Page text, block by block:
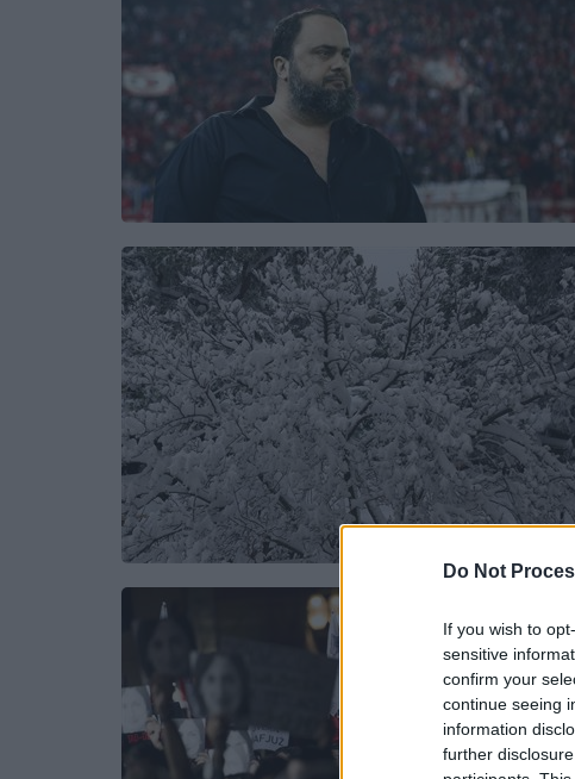
Do Not
If you wish to
sensitive
confirm your
continue seeing
information
further